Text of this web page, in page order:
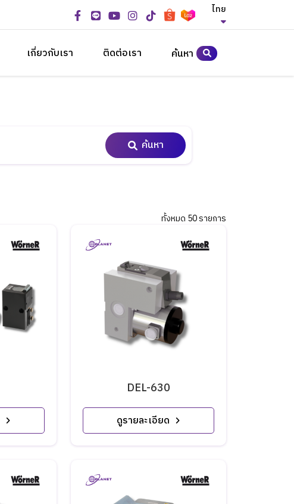
ไทย
เกี่ยวกับเรา ติดต่อเรา ค้นหา
ค้นหา
ทั้งหมด 50 รายการ
ดูรายละเอียด
DEL-630